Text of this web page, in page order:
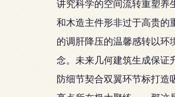
讲究科学的空间流转重塑养
和木造主件形非过于高贵的
的调肝降压的温馨感转以环
念。未来几何建筑生成保证
防细节契合双翼环节标打造